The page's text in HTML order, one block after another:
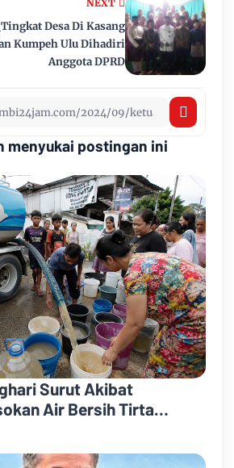
NEXT
Desa Di Kasang
Kumpeh Ulu Dihadiri
Anggota DPRD
menyukai postingan ini
Surut Akibat
Air Bersih Tirta